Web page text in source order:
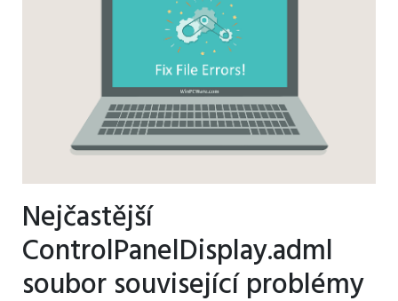
Nejčastější
ControlPanelDisplay.adml
soubor související problémy